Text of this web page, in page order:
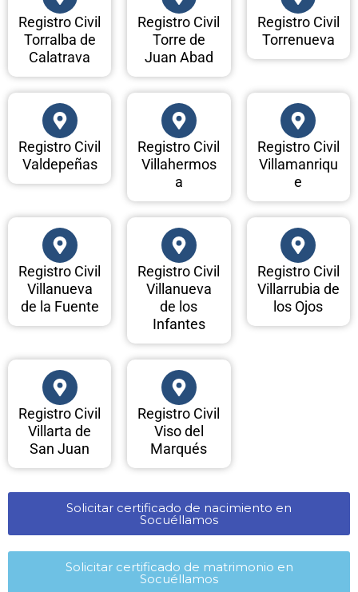
Registro Civil
Torralba de
Calatrava
Registro Civil
Torre de
Juan Abad
Registro Civil
Torrenueva
Registro Civil
Valdepeñas
Registro Civil
Villahermos
a
Registro Civil
Villamanriqu
e
Registro Civil
Villanueva
de la Fuente
Registro Civil
Villanueva
de los
Infantes
Registro Civil
Villarrubia de
los Ojos
Registro Civil
Villarta de
San Juan
Registro Civil
Viso del
Marqués
Solicitar certificado de nacimiento en
Socuéllamos​
Solicitar certificado de matrimonio en
Socuéllamos​